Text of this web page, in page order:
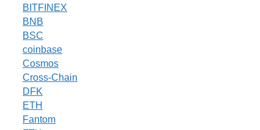
BITFINEX
BNB
BSC
coinbase
Cosmos
Cross-Chain
DFK
ETH
Fantom